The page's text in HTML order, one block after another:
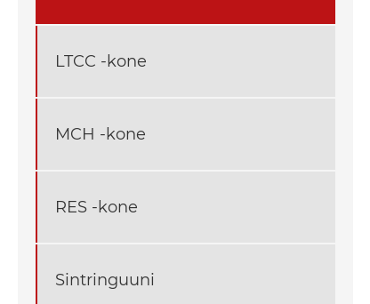
LTCC -kone
MCH -kone
RES -kone
Sintringuuni